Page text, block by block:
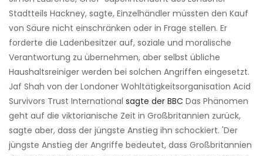
Stadtteils Hackney, sagte, Einzelhändler müssten den Kauf
von Säure nicht einschränken oder in Frage stellen. Er
forderte die Ladenbesitzer auf, soziale und moralische
Verantwortung zu übernehmen, aber selbst übliche
Haushaltsreiniger werden bei solchen Angriffen eingesetzt.
Jaf Shah von der Londoner Wohltätigkeitsorganisation Acid
Survivors Trust International sagte der BBC Das Phänomen
geht auf die viktorianische Zeit in Großbritannien zurück,
sagte aber, dass der jüngste Anstieg ihn schockiert. 'Der
jüngste Anstieg der Angriffe bedeutet, dass Großbritannien